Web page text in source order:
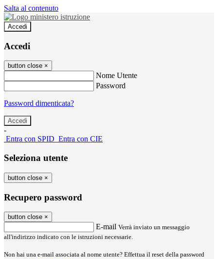
Salta al contenuto
Accedi
Accedi
button close ×
Nome Utente
Password
Password dimenticata?
-
Entra con SPID Entra con CIE
Seleziona utente
button close ×
Recupero password
button close ×
E-mail Verrà inviato un messaggio
all'indirizzo indicato con le istruzioni necessarie.
Non hai una e-mail associata al nome utente? Effettua il reset della password